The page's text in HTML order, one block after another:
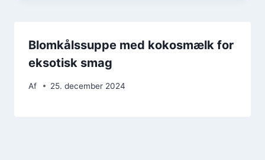
Blomkålssuppe med kokosmælk for
eksotisk smag
Af 25. december 2024